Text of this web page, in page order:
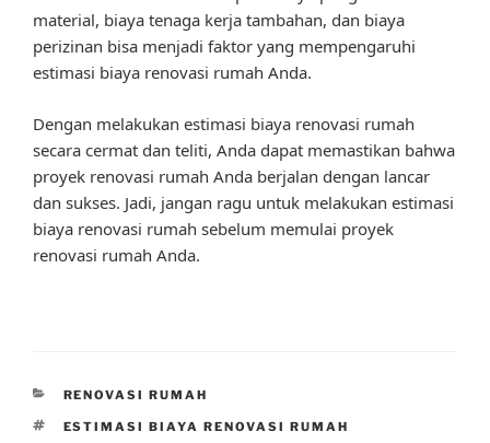
material, biaya tenaga kerja tambahan, dan biaya
perizinan bisa menjadi faktor yang mempengaruhi
estimasi biaya renovasi rumah Anda.
Dengan melakukan estimasi biaya renovasi rumah
secara cermat dan teliti, Anda dapat memastikan bahwa
proyek renovasi rumah Anda berjalan dengan lancar
dan sukses. Jadi, jangan ragu untuk melakukan estimasi
biaya renovasi rumah sebelum memulai proyek
renovasi rumah Anda.
CATEGORIES
RENOVASI RUMAH
TAGS
ESTIMASI BIAYA RENOVASI RUMAH